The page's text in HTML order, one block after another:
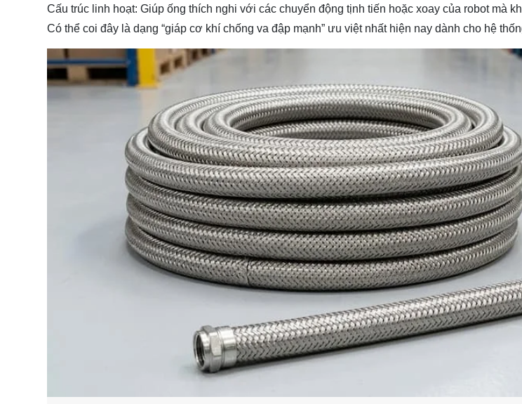
Cấu trúc linh hoạt: Giúp ống thích nghi với các chuyển động tịnh tiến hoặc xoay của robot mà
Có thể coi đây là dạng “giáp cơ khí chống va đập mạnh” ưu việt nhất hiện nay dành cho hệ